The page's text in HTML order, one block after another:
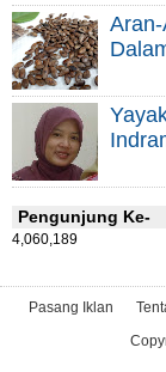
Pengunjung Ke-
4,060,189
Pasang Iklan